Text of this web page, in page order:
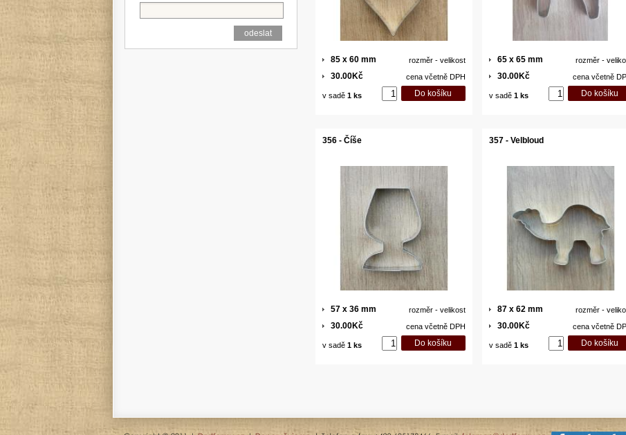
rozměr - velikost
85 x 60 mm
cena včetně DPH
30.00Kč
v sadě 1 ks
rozměr -
65 x 65 mm
cena včetně
30.00Kč
v sadě 1 ks
356 - Číše
rozměr - velikost
57 x 36 mm
cena včetně DPH
30.00Kč
v sadě 1 ks
357 - Velbloud
rozměr -
87 x 62 mm
cena včetně
30.00Kč
v sadě 1 ks